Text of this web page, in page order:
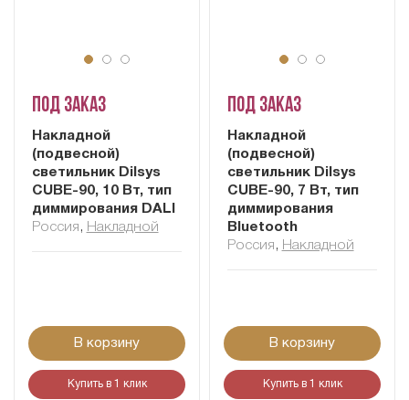
Под заказ
Накладной
(подвесной)
светильник Dilsys
CUBE-90, 10 Вт, тип
диммирования DALI
Россия , Накладной
В корзину
Купить в 1 клик
Под заказ
Накладной
(подвесной)
светильник Dilsys
CUBE-90, 7 Вт, тип
диммирования
Bluetooth
Россия , Накладной
В корзину
Купить в 1 клик